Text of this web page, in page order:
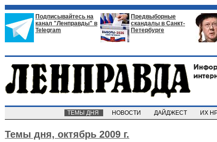
Подписывайтесь на
канал "Ленправды" в
Telegram
Предвыборные
скандалы в Санкт-
Петербурге
ТЕМЫ ДНЯ НОВОСТИ ДАЙДЖЕСТ ИХ
Темы дня, октябрь 2009 г.